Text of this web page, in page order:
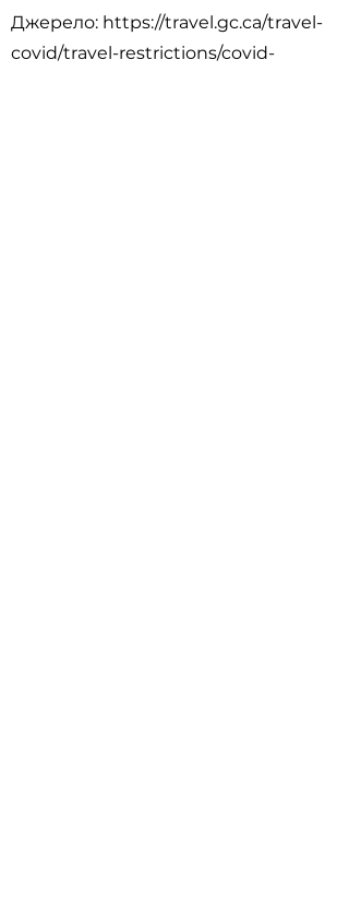
Джерело: https://travel.gc.ca/travel-
covid/travel-restrictions/covid-